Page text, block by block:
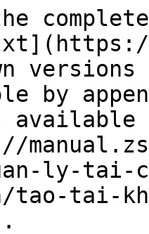
by
available
ly-tai-
tao-tai-